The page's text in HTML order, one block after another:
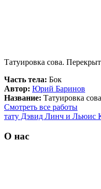
Татуировка сова.
Часть тела: Бок
Автор: Юрий Баринов
Название: Татуировка
Смотреть все работы
тату Дэвид Линч и Льюис
О нас